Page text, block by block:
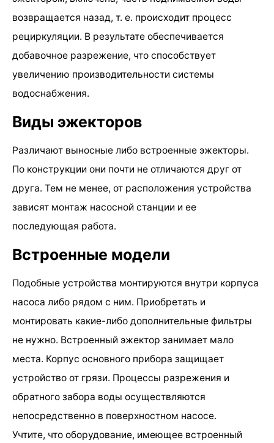
возвращается назад, т. е. происходит процесс
рециркуляции. В результате обеспечивается
добавочное разрежение, что способствует
увеличению производительности системы
водоснабжения.
Виды эжекторов
Различают выносные либо встроенные эжекторы.
По конструкции они почти не отличаются друг от
друга. Тем не менее, от расположения устройства
зависят монтаж насосной станции и ее
последующая работа.
Встроенные модели
Подобные устройства монтируются внутри корпуса
насоса либо рядом с ним. Приобретать и
монтировать какие-либо дополнительные фильтры
не нужно. Встроенный эжектор занимает мало
места. Корпус основного прибора защищает
устройство от грязи. Процессы разрежения и
обратного забора воды осуществляются
непосредственно в поверхностном насосе.
Учтите, что оборудование, имеющее встроенный